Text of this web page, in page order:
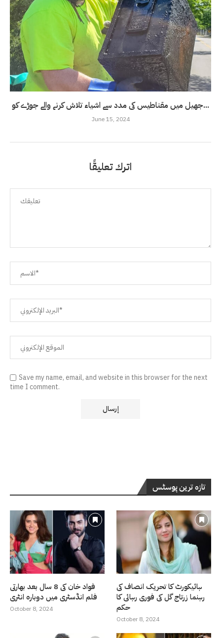
جھیل میں مقناطیس کی مدد سے اشیاء تلاش کرنے والے جوڑے کو...
June 15, 2024
اترك تعليقًا
Save my name, email, and website in this browser for the next
time I comment.
تازہ ترین پوسٹس
فواد خان کی 8 سال بعد بھارتی
فلم انڈسٹری میں دوبارہ انٹری
October 8, 2024
ہائیکورٹ کا تحریک انصاف کی
رہنما زرتاج گل کی فوری رہائی کا
حکم
October 8, 2024